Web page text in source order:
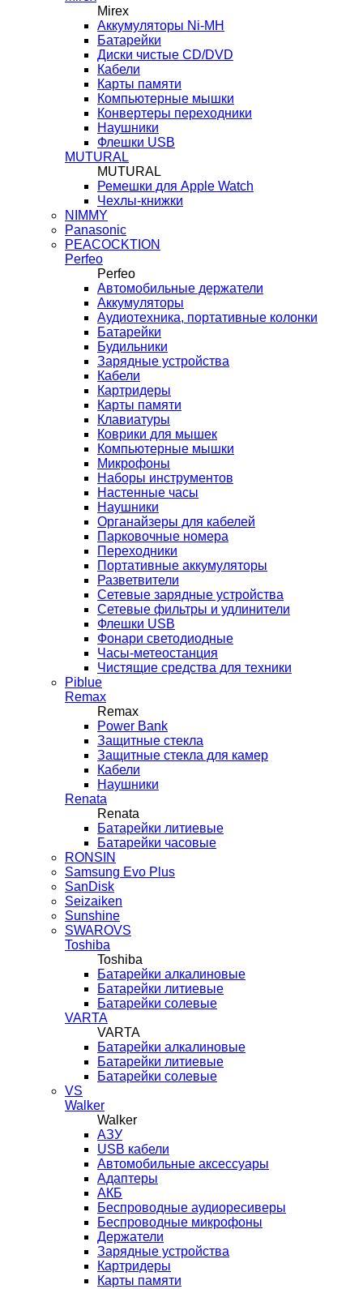
Mirex
Аккумуляторы Ni-MH
Батарейки
Диски чистые CD/DVD
Кабели
Карты памяти
Компьютерные мышки
Конвертеры переходники
Наушники
Флешки USB
MUTURAL
MUTURAL
Ремешки для Apple Watch
Чехлы-книжки
NIMMY
Panasonic
PEACOCKTION
Perfeo
Perfeo
Автомобильные держатели
Аккумуляторы
Аудиотехника, портативные колонки
Батарейки
Будильники
Зарядные устройства
Кабели
Картридеры
Карты памяти
Клавиатуры
Коврики для мышек
Компьютерные мышки
Микрофоны
Наборы инструментов
Настенные часы
Наушники
Органайзеры для кабелей
Парковочные номера
Переходники
Портативные аккумуляторы
Разветвители
Сетевые зарядные устройства
Сетевые фильтры и удлинители
Флешки USB
Фонари светодиодные
Часы-метеостанция
Чистящие средства для техники
Piblue
Remax
Remax
Power Bank
Защитные стекла
Защитные стекла для камер
Кабели
Наушники
Renata
Renata
Батарейки литиевые
Батарейки часовые
RONSIN
Samsung Evo Plus
SanDisk
Seizaiken
Sunshine
SWAROVS
Toshiba
Toshiba
Батарейки алкалиновые
Батарейки литиевые
Батарейки солевые
VARTA
VARTA
Батарейки алкалиновые
Батарейки литиевые
Батарейки солевые
VS
Walker
Walker
AЗУ
USB кабели
Автомобильные аксессуары
Адаптеры
АКБ
Беспроводные аудиоресиверы
Беспроводные микрофоны
Держатели
Зарядные устройства
Картридеры
Карты памяти